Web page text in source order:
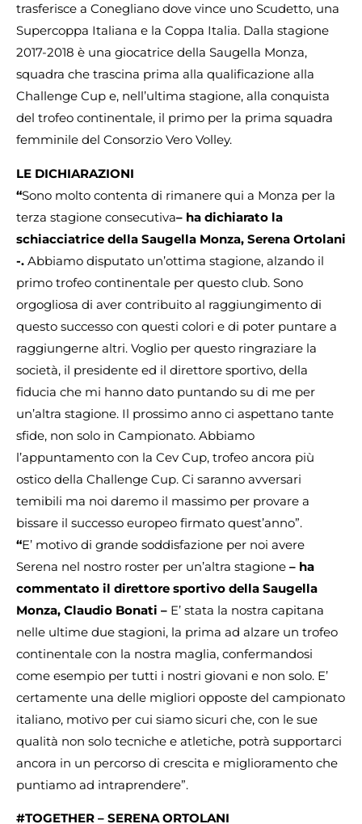
trasferisce a Conegliano dove vince uno Scudetto, una
Supercoppa Italiana e la Coppa Italia. Dalla stagione
2017-2018 è una giocatrice della Saugella Monza,
squadra che trascina prima alla qualificazione alla
Challenge Cup e, nell’ultima stagione, alla conquista
del trofeo continentale, il primo per la prima squadra
femminile del Consorzio Vero Volley.
LE DICHIARAZIONI
“Sono molto contenta di rimanere qui a Monza per la
terza stagione consecutiva– ha dichiarato la
schiacciatrice della Saugella Monza, Serena Ortolani
-. Abbiamo disputato un’ottima stagione, alzando il
primo trofeo continentale per questo club. Sono
orgogliosa di aver contribuito al raggiungimento di
questo successo con questi colori e di poter puntare a
raggiungerne altri. Voglio per questo ringraziare la
società, il presidente ed il direttore sportivo, della
fiducia che mi hanno dato puntando su di me per
un’altra stagione. Il prossimo anno ci aspettano tante
sfide, non solo in Campionato. Abbiamo
l’appuntamento con la Cev Cup, trofeo ancora più
ostico della Challenge Cup. Ci saranno avversari
temibili ma noi daremo il massimo per provare a
bissare il successo europeo firmato quest’anno”.
“E’ motivo di grande soddisfazione per noi avere
Serena nel nostro roster per un’altra stagione – ha
commentato il direttore sportivo della Saugella
Monza, Claudio Bonati – E’ stata la nostra capitana
nelle ultime due stagioni, la prima ad alzare un trofeo
continentale con la nostra maglia, confermandosi
come esempio per tutti i nostri giovani e non solo. E’
certamente una delle migliori opposte del campionato
italiano, motivo per cui siamo sicuri che, con le sue
qualità non solo tecniche e atletiche, potrà supportarci
ancora in un percorso di crescita e miglioramento che
puntiamo ad intraprendere”.
#TOGETHER – SERENA ORTOLANI